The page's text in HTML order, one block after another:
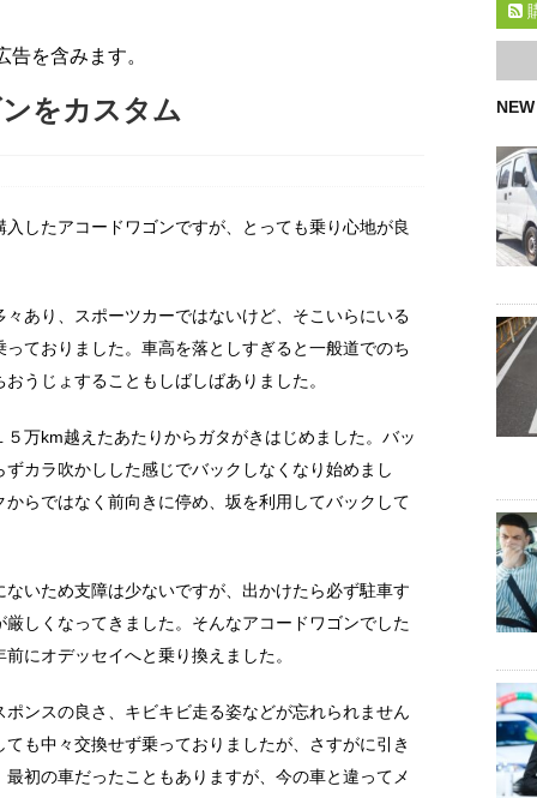
を含みます。
をカスタム
したアコードワゴンですが、とっても乗り心地が良
あり、スポーツカーではないけど、そこいらにいる
ておりました。車高を落としすぎると一般道でのち
うじょすることもしばしばありました。
万km越えたあたりからガタがきはじめました。バッ
カラ吹かしした感じでバックしなくなり始めまし
らではなく前向きに停め、坂を利用してバックして
いため支障は少ないですが、出かけたら必ず駐車す
しくなってきました。そんなアコードワゴンでした
にオデッセイへと乗り換えました。
ンスの良さ、キビキビ走る姿などが忘れられません
も中々交換せず乗っておりましたが、さすがに引き
初の車だったこともありますが、今の車と違ってメ